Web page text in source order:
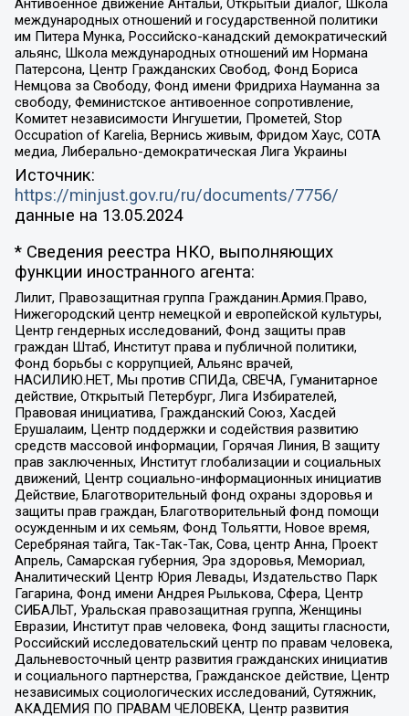
Антивоенное движение Антальи, Открытый диалог, Школа
международных отношений и государственной политики
им Питера Мунка, Российско-канадский демократический
альянс, Школа международных отношений им Нормана
Патерсона, Центр Гражданских Свобод, Фонд Бориса
Немцова за Свободу, Фонд имени Фридриха Науманна за
свободу, Феминистское антивоенное сопротивление,
Комитет независимости Ингушетии, Прометей, Stop
Occupation of Karelia, Вернись живым, Фридом Хаус, СОТА
медиа, Либерально-демократическая Лига Украины
Источник:
https://minjust.gov.ru/ru/documents/7756/
данные на 13.05.2024
* Сведения реестра НКО, выполняющих
функции иностранного агента:
Лилит, Правозащитная группа Гражданин.Армия.Право,
Нижегородский центр немецкой и европейской культуры,
Центр гендерных исследований, Фонд защиты прав
граждан Штаб, Институт права и публичной политики,
Фонд борьбы с коррупцией, Альянс врачей,
НАСИЛИЮ.НЕТ, Мы против СПИДа, СВЕЧА, Гуманитарное
действие, Открытый Петербург, Лига Избирателей,
Правовая инициатива, Гражданский Союз, Хасдей
Ерушалаим, Центр поддержки и содействия развитию
средств массовой информации, Горячая Линия, В защиту
прав заключенных, Институт глобализации и социальных
движений, Центр социально-информационных инициатив
Действие, Благотворительный фонд охраны здоровья и
защиты прав граждан, Благотворительный фонд помощи
осужденным и их семьям, Фонд Тольятти, Новое время,
Серебряная тайга, Так-Так-Так, Сова, центр Анна, Проект
Апрель, Самарская губерния, Эра здоровья, Мемориал,
Аналитический Центр Юрия Левады, Издательство Парк
Гагарина, Фонд имени Андрея Рылькова, Сфера, Центр
СИБАЛЬТ, Уральская правозащитная группа, Женщины
Евразии, Институт прав человека, Фонд защиты гласности,
Российский исследовательский центр по правам человека,
Дальневосточный центр развития гражданских инициатив
и социального партнерства, Гражданское действие, Центр
независимых социологических исследований, Сутяжник,
АКАДЕМИЯ ПО ПРАВАМ ЧЕЛОВЕКА, Центр развития